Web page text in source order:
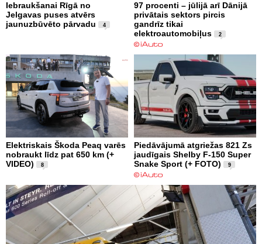
Iebraukšanai Rīgā no
Jelgavas puses atvērs
jaunuzbūvēto pārvadu
4
97 procenti – jūlijā arī Dānijā
privātais sektors pircis
gandrīz tikai
elektroautomobiļus
2
Elektriskais Škoda Peaq varēs
nobraukt līdz pat 650 km (+
VIDEO)
8
Piedāvājumā atgriežas 821 Zs
jaudīgais Shelby F-150 Super
Snake Sport (+ FOTO)
9